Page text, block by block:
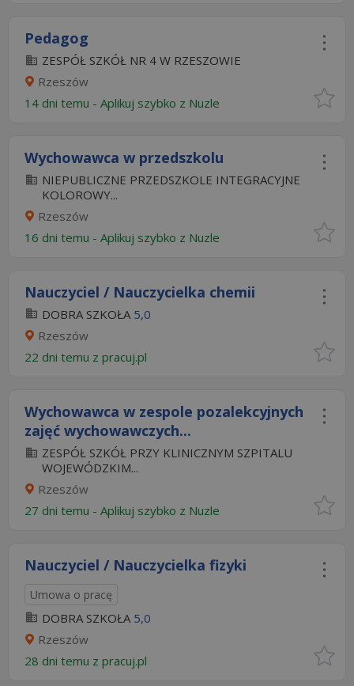
Pedagog
ZESPÓŁ SZKÓŁ NR 4 W RZESZOWIE
Rzeszów
14 dni temu - Aplikuj szybko z Nuzle
Wychowawca w przedszkolu
NIEPUBLICZNE PRZEDSZKOLE INTEGRACYJNE
KOLOROWY...
Rzeszów
16 dni temu - Aplikuj szybko z Nuzle
Nauczyciel / Nauczycielka chemii
DOBRA SZKOŁA 5,0
Rzeszów
22 dni temu z pracuj.pl
Wychowawca w zespole pozalekcyjnych
zajęć wychowawczych...
ZESPÓŁ SZKÓŁ PRZY KLINICZNYM SZPITALU
WOJEWÓDZKIM...
Rzeszów
27 dni temu - Aplikuj szybko z Nuzle
Nauczyciel / Nauczycielka fizyki
Umowa o pracę
DOBRA SZKOŁA 5,0
Rzeszów
28 dni temu z pracuj.pl